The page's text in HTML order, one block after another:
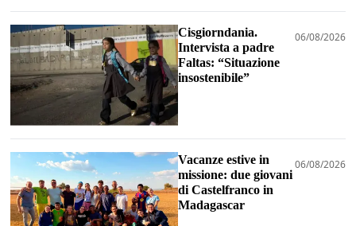
Cisgiorndania.
Intervista a padre
Faltas: “Situazione
insostenibile”
06/08/2026
Vacanze estive in
missione: due giovani
di Castelfranco in
Madagascar
06/08/2026